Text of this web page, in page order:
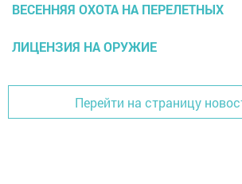
ВЕСЕННЯЯ ОХОТА НА ПЕРЕЛЕТНЫХ
ЛИЦЕНЗИЯ НА ОРУЖИЕ
Перейти на страницу